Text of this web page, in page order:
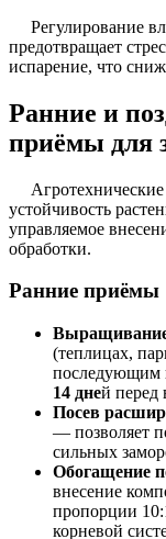
Регулирование
предотвращает
испарение, что
Ранние и
приёмы для
устойчивость
управляемое
обработки.
Ранние приёмы
(теплицах,
последующим
14 дней перед
Посев
— позволяет
сильных
Обогащение
внесение
пропорции
корневой